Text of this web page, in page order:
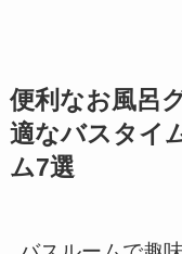
便利なお風呂
適なバスタイ
ム7選